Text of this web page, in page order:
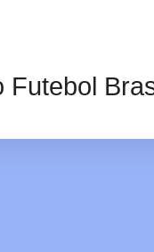
Futebol